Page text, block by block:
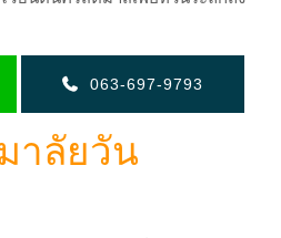
063-697-9793
าลัยวัน